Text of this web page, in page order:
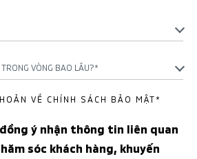
VÒNG BAO LÂU?*
VỀ CHÍNH SÁCH BẢO MẬT*
ý nhận thông tin liên quan
sóc khách hàng, khuyến